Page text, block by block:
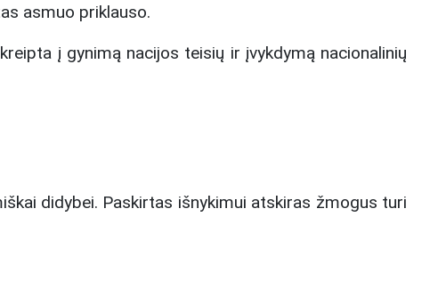
asmuo priklauso.
į gynimą nacijos teisių ir įvykdymą nacionalinių
didybei. Paskirtas išnykimui atskiras žmogus turi